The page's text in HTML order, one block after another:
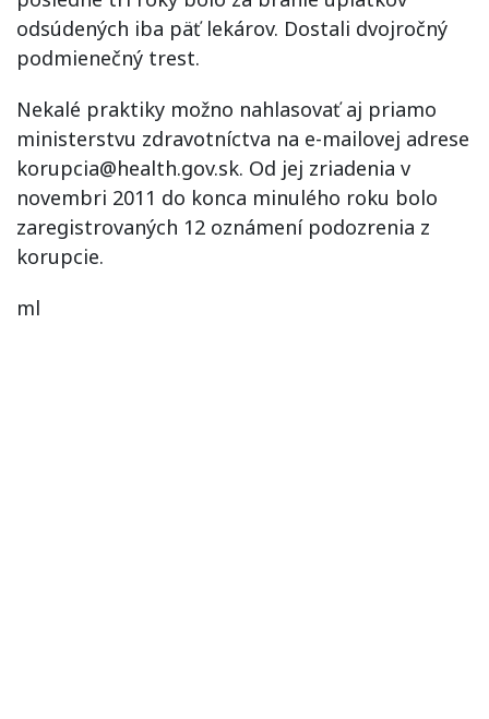
odsúdených iba päť lekárov. Dostali dvojročný
podmienečný trest.
Nekalé praktiky možno nahlasovať aj priamo
ministerstvu zdravotníctva na e-mailovej adrese
korupcia@health.gov.sk. Od jej zriadenia v
novembri 2011 do konca minulého roku bolo
zaregistrovaných 12 oznámení podozrenia z
korupcie.
ml